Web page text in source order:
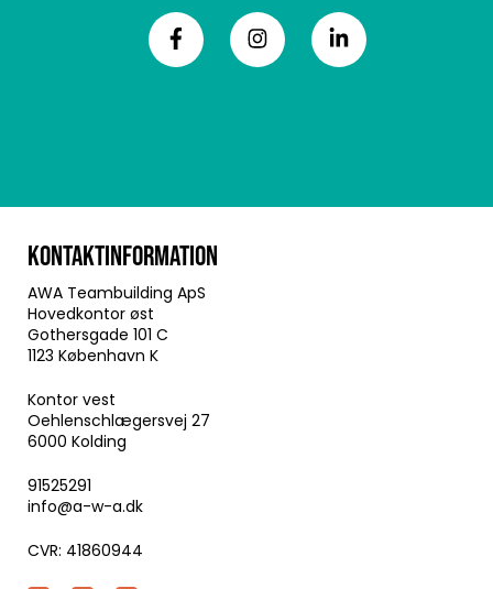
KONTAKTINFORMATION
AWA Teambuilding ApS
Hovedkontor øst
Gothersgade 101 C
1123 København K
Kontor vest
Oehlenschlægersvej 27
6000 Kolding
91525291
info@a-w-a.dk
CVR: 41860944